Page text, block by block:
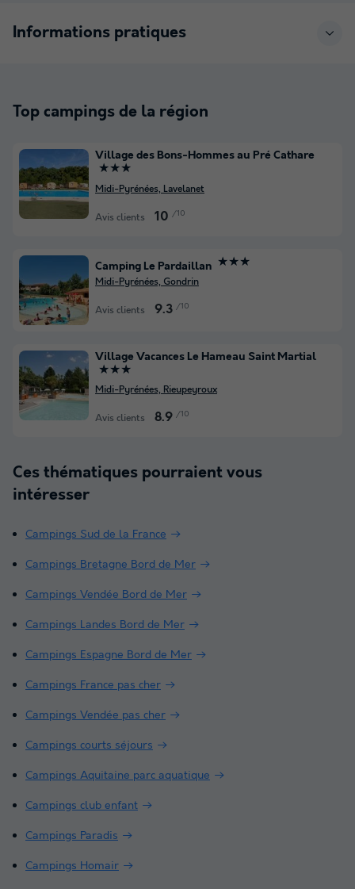
Informations pratiques
Top campings de la région
Village des Bons-Hommes au Pré Cathare
★★★
Midi-Pyrénées, Lavelanet
Avis clients 10 /10
Camping Le Pardaillan ★★★
Midi-Pyrénées, Gondrin
Avis clients 9.3 /10
Village Vacances Le Hameau Saint Martial
★★★
Midi-Pyrénées, Rieupeyroux
Avis clients 8.9 /10
Ces thématiques pourraient vous
intéresser
Campings Sud de la France
Campings Bretagne Bord de Mer
Campings Vendée Bord de Mer
Campings Landes Bord de Mer
Campings Espagne Bord de Mer
Campings France pas cher
Campings Vendée pas cher
Campings courts séjours
Campings Aquitaine parc aquatique
Campings club enfant
Campings Paradis
Campings Homair